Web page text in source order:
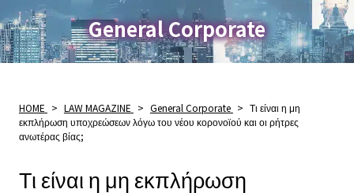
General Corporate
HOME > LAW MAGAZINE > General Corporate > Τι είναι η μη
εκπλήρωση υποχρεώσεων λόγω του νέου κορονοϊού και οι ρήτρες
ανωτέρας βίας;
Τι είναι η μη εκπλήρωση